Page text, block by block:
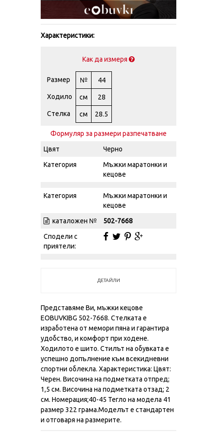
Характеристики:
Как да измеря
Размер № 44
Ходило см 28
Стелка см 28.5
Формуляр за размери разпечатване
Цвят
Черно
Категория
Мъжки маратонки и
кецове
Категория
Мъжки маратонки и
кецове
каталожен №
502-7668
Сподели с
приятели:
ДЕТАЙЛИ
Представяме Ви, мъжки кецове
EOBUVKIBG 502-7668. Стелката е
изработена от мемори пяна и гарантира
удобство, и комфорт при ходене.
Ходилото е шито. Стилът на обувката е
успешно допълнение към всекидневни
спортни облекла. Характеристика: Цвят:
Черен. Височина на подметката отпред;
1,5 см. Височина на подметката отзад; 2
см. Номерация;40-45 Тегло на модела 41
размер 322 грама.Моделът е стандартен
и отговаря на размерите.